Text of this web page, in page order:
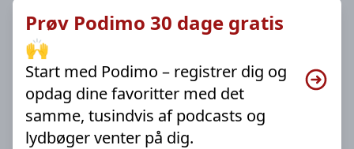
Prøv Podimo 30 dage gratis
🙌
Start med Podimo – registrer dig og
opdag dine favoritter med det
samme, tusindvis af podcasts og
lydbøger venter på dig.